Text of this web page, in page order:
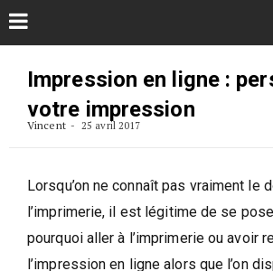
Impression en ligne :
votre impression
Vincent 25 avril 2017
Lorsqu’on ne connaît pas vraiment le
l’imprimerie, il est légitime de se
pourquoi aller à l’imprimerie ou avoir
l’impression en ligne alors que l’on